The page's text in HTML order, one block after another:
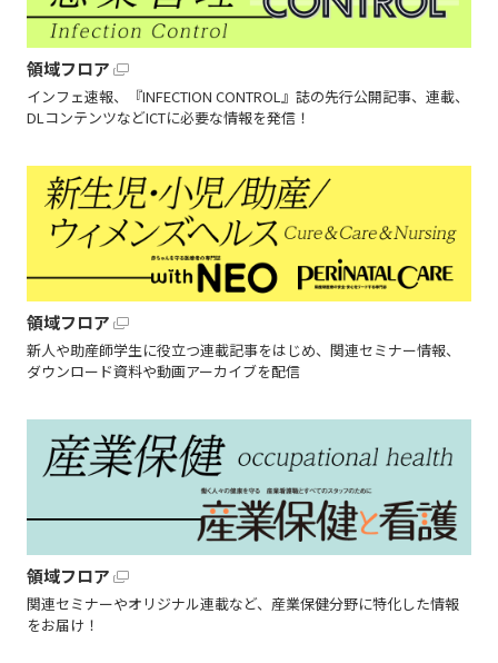
領域フロア
インフェ速報、『INFECTION CONTROL』誌の先行公開記事、連載、
DLコンテンツなどICTに必要な情報を発信！
領域フロア
新人や助産師学生に役立つ連載記事をはじめ、関連セミナー情報、
ダウンロード資料や動画アーカイブを配信
領域フロア
関連セミナーやオリジナル連載など、産業保健分野に特化した情報
をお届け！